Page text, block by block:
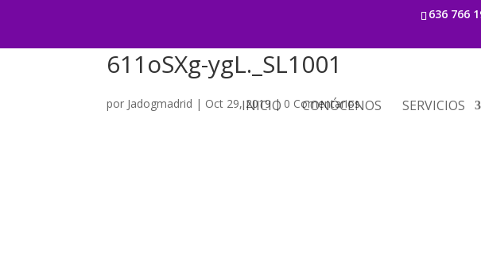
636 766
INICIO CONÓCENOS SERVICIOS
611oSXg-ygL._SL1001
por Jadogmadrid | Oct 29, 2019| 0 Comentarios